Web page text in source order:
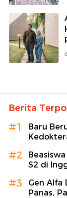
Berita
#1
Baru
#2
S2 di
#3
Gen Alfa
Panas,